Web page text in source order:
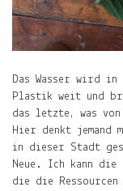
Das Wasser wird
Plastik weit und
das letzte, was
Hier denkt jemand
in dieser Stadt
Neue. Ich kann die
die die